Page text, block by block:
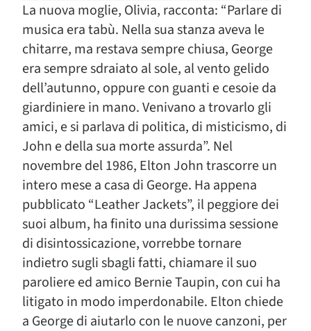
La nuova moglie, Olivia, racconta: “Parlare di
musica era tabù. Nella sua stanza aveva le
chitarre, ma restava sempre chiusa, George
era sempre sdraiato al sole, al vento gelido
dell’autunno, oppure con guanti e cesoie da
giardiniere in mano. Venivano a trovarlo gli
amici, e si parlava di politica, di misticismo, di
John e della sua morte assurda”. Nel
novembre del 1986, Elton John trascorre un
intero mese a casa di George. Ha appena
pubblicato “Leather Jackets”, il peggiore dei
suoi album, ha finito una durissima sessione
di disintossicazione, vorrebbe tornare
indietro sugli sbagli fatti, chiamare il suo
paroliere ed amico Bernie Taupin, con cui ha
litigato in modo imperdonabile. Elton chiede
a George di aiutarlo con le nuove canzoni, per